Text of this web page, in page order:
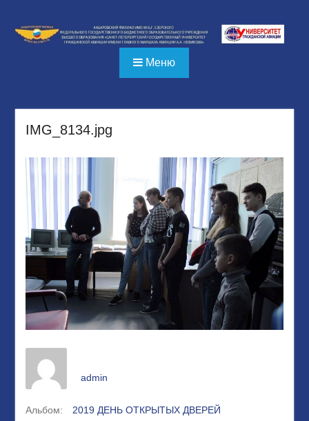
содержимому
Меню
IMG_8134.jpg
admin
Альбом: 2019 ДЕНЬ ОТКРЫТЫХ ДВЕРЕЙ